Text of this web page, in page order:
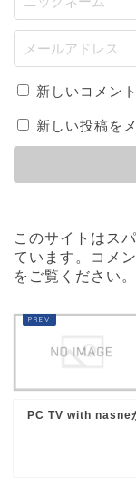
新しいコメン
新しい投稿を
このサイトはス
ています。
コメ
をご覧ください 。
PC TV with nasne